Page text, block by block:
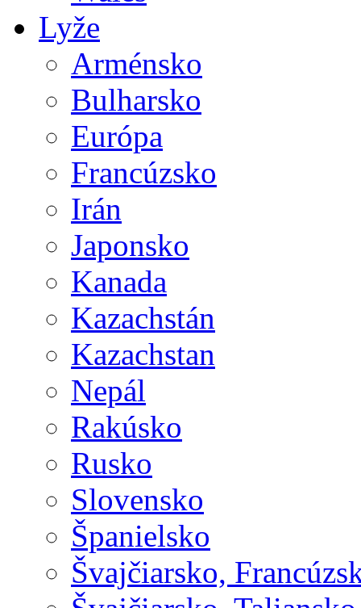
Lyže
Arménsko
Bulharsko
Európa
Francúzsko
Irán
Japonsko
Kanada
Kazachstán
Kazachstan
Nepál
Rakúsko
Rusko
Slovensko
Španielsko
Švajčiarsko,